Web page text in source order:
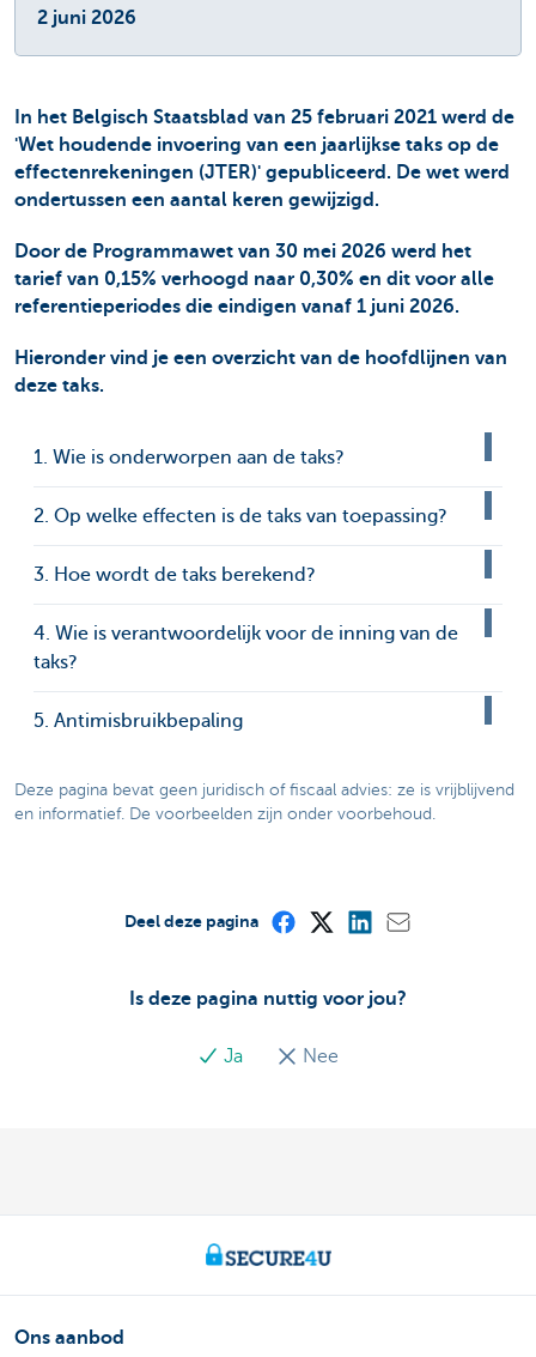
2 juni 2026
In het Belgisch Staatsblad van 25 februari 2021 werd de
'Wet houdende invoering van een jaarlijkse taks op de
effectenrekeningen (JTER)' gepubliceerd. De wet werd
ondertussen een aantal keren gewijzigd.
Door de Programmawet van 30 mei 2026 werd het
tarief van 0,15% verhoogd naar 0,30% en dit voor alle
referentieperiodes die eindigen vanaf 1 juni 2026.
Hieronder vind je een overzicht van de hoofdlijnen van
deze taks.
1. Wie is onderworpen aan de taks?
2. Op welke effecten is de taks van toepassing?
3. Hoe wordt de taks berekend?
4. Wie is verantwoordelijk voor de inning van de
taks?
5. Antimisbruikbepaling
Deze pagina bevat geen juridisch of fiscaal advies: ze is vrijblijvend
en informatief. De voorbeelden zijn onder voorbehoud.
Is deze pagina nuttig voor jou?
Ja Nee
Deel deze pagina
Ons aanbod